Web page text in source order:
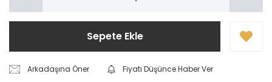
Sepete Ekle
Arkadaşına Öner
Fiyatı Düşünce Haber Ver